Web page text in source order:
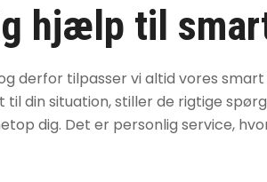
hjælp til
derfor tilpasser vi altid vores smart
til din situation, stiller de rigtige
dig. Det er personlig service,